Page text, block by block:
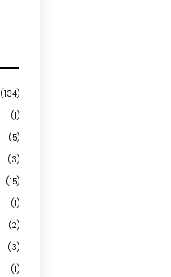
(134)
(1)
(5)
(3)
(15)
(1)
(2)
(3)
(1)